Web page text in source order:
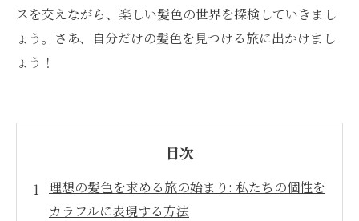
スを交えながら、楽しい髪色の世界を探検していきまし
ょう。さあ、自分だけの髪色を見つける旅に出かけまし
ょう！
目次
理想の髪色を求める旅の始まり: 私たちの個性を
カラフルに表現する方法